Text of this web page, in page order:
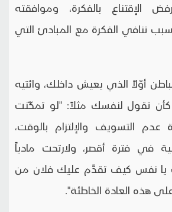
الإقتناع بالفكرة، وموافقته
تنافي الفكرة مع المبادئ التي
أوّلاً الذي يعيش داخلك، وائتيه
كأن تقول لنفسك مثلاً: "لو تمكّنت
عدم التسويف والإلتزام بالوقت،
في فترة أقصر، ولارتحت مادياً
يا نفس كيف تقدَّم عليك فلان من
هذه العادة الخاطئة".